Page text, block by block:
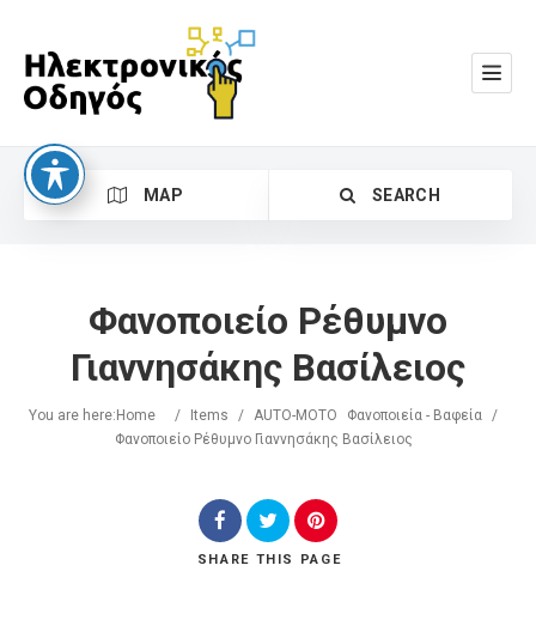
MAP SEARCH
Search
Φανοποιείο Ρέθυμνο
Γιαννησάκης Βασίλειος
You are here: Home / Items / AUTO-MOTO Φανοποιεία - Βαφεία /
Φανοποιείο Ρέθυμνο Γιαννησάκης Βασίλειος
SHARE THIS PAGE